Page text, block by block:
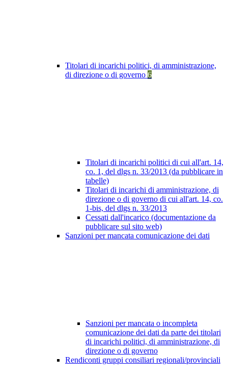
Titolari di incarichi politici, di amministrazione,
di direzione o di governo 6
Titolari di incarichi politici di cui all'art. 14,
co. 1, del dlgs n. 33/2013 (da pubblicare in
tabelle)
Titolari di incarichi di amministrazione, di
direzione o di governo di cui all'art. 14, co.
1-bis, del dlgs n. 33/2013
Cessati dall'incarico (documentazione da
pubblicare sul sito web)
Sanzioni per mancata comunicazione dei dati
Sanzioni per mancata o incompleta
comunicazione dei dati da parte dei titolari
di incarichi politici, di amministrazione, di
direzione o di governo
Rendiconti gruppi consiliari regionali/provinciali